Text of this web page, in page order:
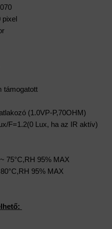
pixel
támogatott
(1.0VP-P,70OHM)
F=1.2(0 Lux, ha az IR aktív)
75°C,RH 95% MAX
95% MAX